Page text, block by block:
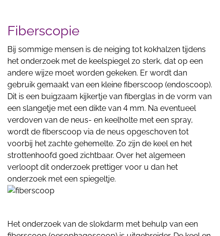
Fiberscopie
Bij sommige mensen is de neiging tot kokhalzen tijdens
het onderzoek met de keelspiegel zo sterk, dat op een
andere wijze moet worden gekeken. Er wordt dan
gebruik gemaakt van een kleine fiberscoop (endoscoop).
Dit is een buigzaam kijkertje van fiberglas in de vorm van
een slangetje met een dikte van 4 mm. Na eventueel
verdoven van de neus- en keelholte met een spray,
wordt de fiberscoop via de neus opgeschoven tot
voorbij het zachte gehemelte. Zo zijn de keel en het
strottenhoofd goed zichtbaar. Over het algemeen
verloopt dit onderzoek prettiger voor u dan het
onderzoek met een spiegeltje.
Het onderzoek van de slokdarm met behulp van een